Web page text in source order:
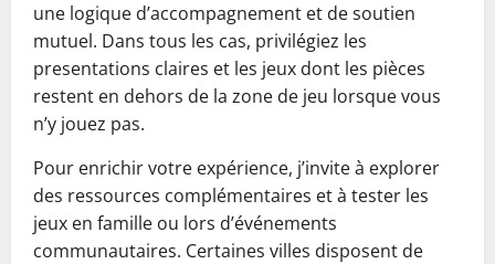
une logique d’accompagnement et de soutien
mutuel. Dans tous les cas, privilégiez les
presentations claires et les jeux dont les pièces
restent en dehors de la zone de jeu lorsque vous
n’y jouez pas.
Pour enrichir votre expérience, j’invite à explorer
des ressources complémentaires et à tester les
jeux en famille ou lors d’événements
communautaires. Certaines villes disposent de